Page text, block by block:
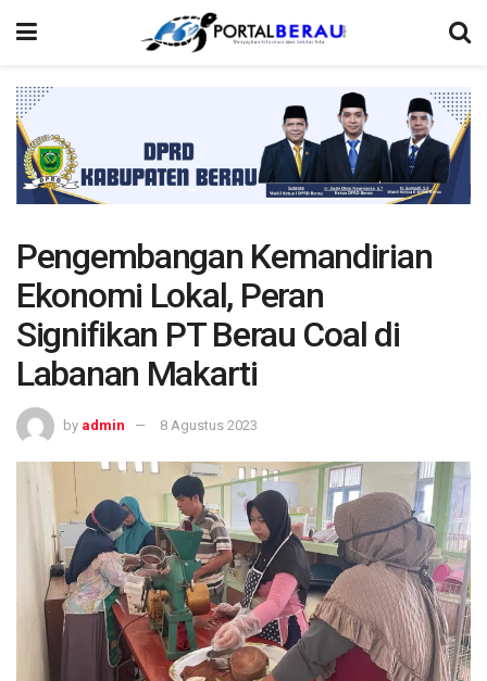
Pengembangan Kemandirian
Ekonomi Lokal, Peran
Signifikan PT Berau Coal di
Labanan Makarti
by admin 8 Agustus 2023